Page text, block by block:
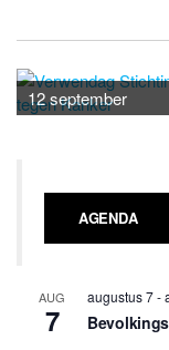
12 september
AGENDA
AUG
7
augustus 7-